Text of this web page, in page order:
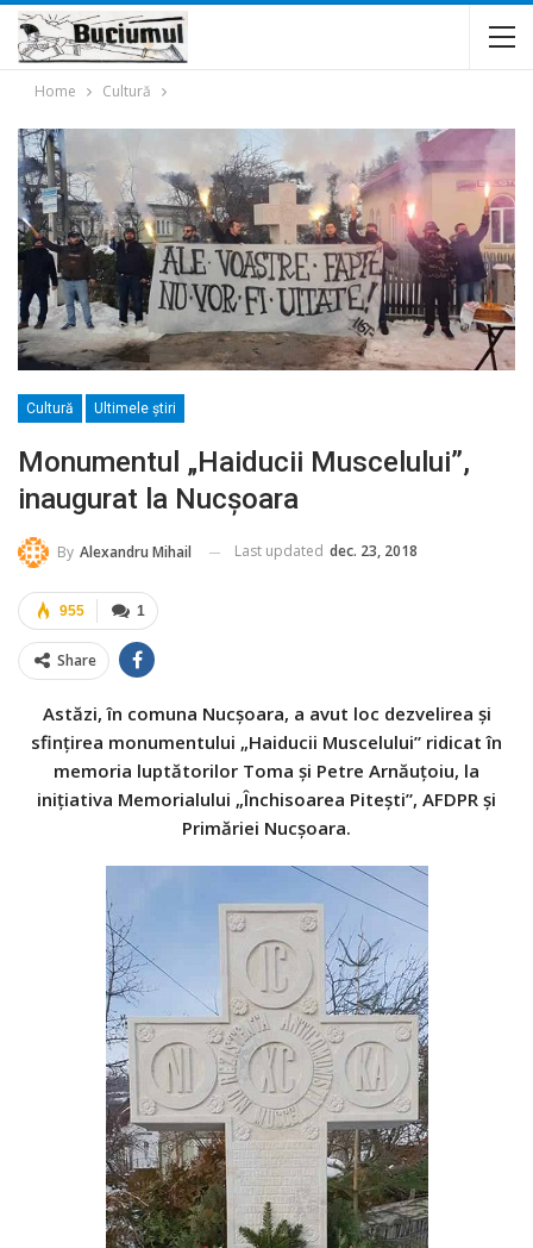
Home Cultură
Cultură Ultimele ştiri
Monumentul „Haiducii Muscelului”,
inaugurat la Nucșoara
By Alexandru Mihail Last updated dec. 23, 2018
1
955
Share
Astăzi, în comuna Nucșoara, a avut loc dezvelirea și
sfințirea monumentului „Haiducii Muscelului” ridicat în
memoria luptătorilor Toma și Petre Arnăuțoiu, la
inițiativa Memorialului „Închisoarea Pitești”, AFDPR și
Primăriei Nucșoara.